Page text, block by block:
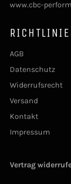
www.cbc-
AGB
Datenschutz
Widerrufsrecht
Versand
Kontakt
Impressum
Vertrag